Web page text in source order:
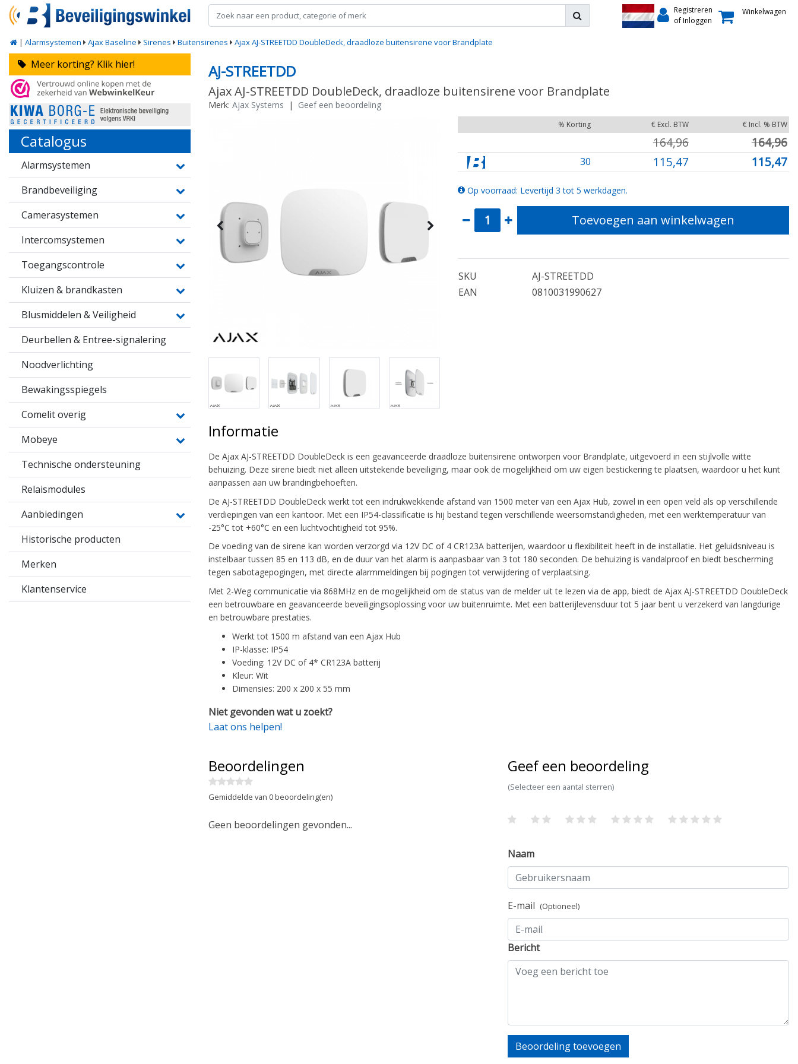
Registreren
of Inloggen
Winkelwagen
| Alarmsystemen Ajax Baseline Sirenes Buitensirenes Ajax AJ-STREETDD DoubleDeck, draadloze buitensirene voor Brandplate
Meer korting? Klik hier!
Catalogus
Alarmsystemen
Brandbeveiliging
Camerasystemen
Intercomsystemen
Toegangscontrole
Kluizen & brandkasten
Blusmiddelen & Veiligheid
Deurbellen & Entree-signalering
Noodverlichting
Bewakingsspiegels
Comelit overig
Mobeye
Technische ondersteuning
Relaismodules
Aanbiedingen
Historische producten
Merken
Klantenservice
AJ-STREETDD
Ajax AJ-STREETDD DoubleDeck, draadloze buitensirene voor Brandplate
Merk: Ajax Systems | Geef een beoordeling
% Korting € Excl. BTW € Incl. % BTW
164,96 164,96
30 115,47 115,47
Op voorraad: Levertijd 3 tot 5 werkdagen.
Toevoegen aan winkelwagen
SKU
AJ-STREETDD
EAN
0810031990627
Informatie
De Ajax AJ-STREETDD DoubleDeck is een geavanceerde draadloze buitensirene ontworpen voor Brandplate, uitgevoerd in een stijlvolle witte
behuizing. Deze sirene biedt niet alleen uitstekende beveiliging, maar ook de mogelijkheid om uw eigen bestickering te plaatsen, waardoor u het kunt
aanpassen aan uw brandingbehoeften.
De AJ-STREETDD DoubleDeck werkt tot een indrukwekkende afstand van 1500 meter van een Ajax Hub, zowel in een open veld als op verschillende
verdiepingen van een kantoor. Met een IP54-classificatie is hij bestand tegen verschillende weersomstandigheden, met een werktemperatuur van
-25°C tot +60°C en een luchtvochtigheid tot 95%.
De voeding van de sirene kan worden verzorgd via 12V DC of 4 CR123A batterijen, waardoor u flexibiliteit heeft in de installatie. Het geluidsniveau is
instelbaar tussen 85 en 113 dB, en de duur van het alarm is aanpasbaar van 3 tot 180 seconden. De behuizing is vandalproof en biedt bescherming
tegen sabotagepogingen, met directe alarmmeldingen bij pogingen tot verwijdering of verplaatsing.
Met 2-Weg communicatie via 868MHz en de mogelijkheid om de status van de melder uit te lezen via de app, biedt de Ajax AJ-STREETDD DoubleDeck
een betrouwbare en geavanceerde beveiligingsoplossing voor uw buitenruimte. Met een batterijlevensduur tot 5 jaar bent u verzekerd van langdurige
en betrouwbare prestaties.
Werkt tot 1500 m afstand van een Ajax Hub
IP-klasse: IP54
Voeding: 12V DC of 4* CR123A batterij
Kleur: Wit
Dimensies: 200 x 200 x 55 mm
Niet gevonden wat u zoekt?
Laat ons helpen!
Beoordelingen
Gemiddelde van 0 beoordeling(en)
Geen beoordelingen gevonden...
Geef een beoordeling
(Selecteer een aantal sterren)
Naam
E-mail (Optioneel)
Bericht
Beoordeling toevoegen